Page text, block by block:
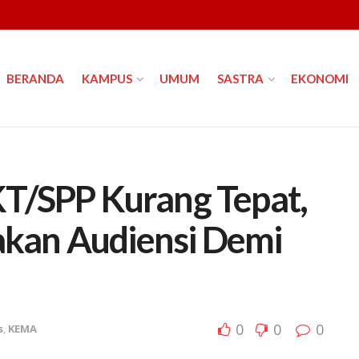
BERANDA KAMPUS UMUM SASTRA EKONOMI
SPP Kurang Tepat,
Audiensi Demi
, KEMA 0 0 0